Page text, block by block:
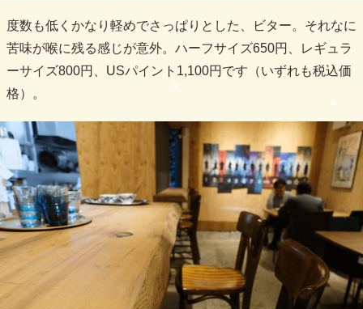
度数も低くかなり軽めでさっぱりとした、ビター。それなに
苦味が喉に残る感じが意外。ハーフサイズ650円、レギュラ
ーサイズ800円、USパイント1,100円です（いずれも税込価
格）。